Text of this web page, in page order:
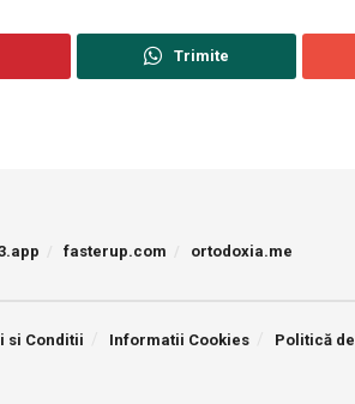
Trimite
fasterup.com ortodoxia.me
si Conditii Informatii Cookies Politică